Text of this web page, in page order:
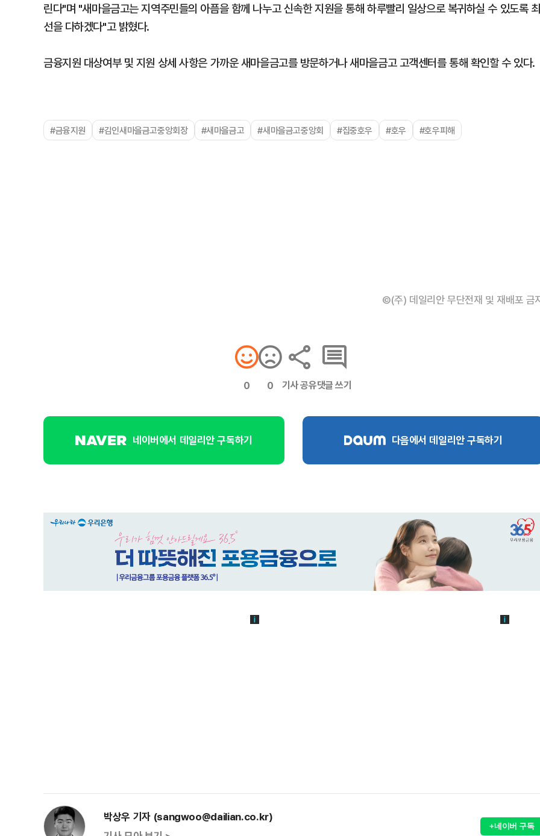
린다"며 "새마을금고는 지역주민들의 아픔을 함께 나누고 신속한 지원을 통해 하루빨리 일상으로 복귀하실 수 있도록 최
선을 다하겠다"고 밝혔다.
금융지원 대상여부 및 지원 상세 사항은 가까운 새마을금고를 방문하거나 새마을금고 고객센터를 통해 확인할 수 있다.
#금융지원 #김인새마을금고중앙회장 #새마을금고 #새마을금고중앙회 #집중호우 #호우 #호우피해
©(주) 데일리안 무단전재 및 재배포 금
0 0 기사 공유댓글 쓰기
네이버에서 데일리안 구독하기 다음에서 데일리안 구독하기
박상우 기자 (sangwoo@dailian.co.kr)
+네이버 구독